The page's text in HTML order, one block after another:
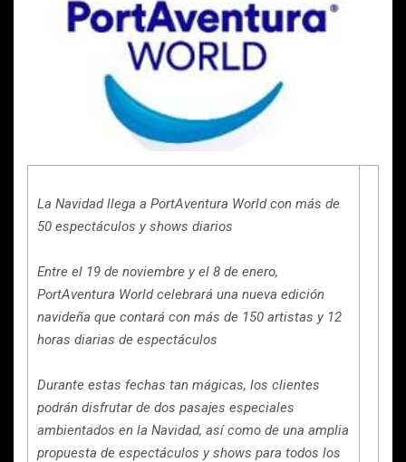
La Navidad llega a PortAventura World con más de
50 espectáculos y shows diarios
Entre el 19 de noviembre y el 8 de enero,
PortAventura World celebrará una nueva edición
navideña que contará con más de 150 artistas y 12
horas diarias de espectáculos
Durante estas fechas tan mágicas, los clientes
podrán disfrutar de dos pasajes especiales
ambientados en la Navidad, así como de una amplia
propuesta de espectáculos y shows para todos los